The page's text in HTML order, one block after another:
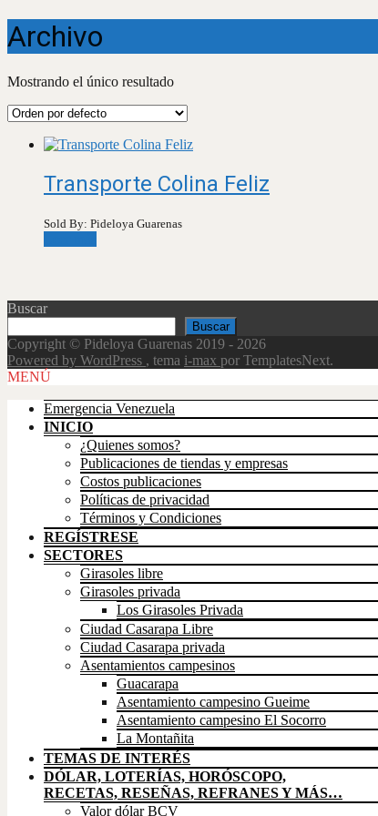
Archivo
Mostrando el único resultado
Transporte Colina Feliz
Sold By: Pideloya Guarenas
Buscar
Buscar
Copyright © Pideloya Guarenas 2019 - 2026
Powered by WordPress , tema i-max por TemplatesNext.
Scroll
MENÚ
Emergencia Venezuela
INICIO
¿Quienes somos?
Publicaciones de tiendas y empresas
Costos publicaciones
Políticas de privacidad
Términos y Condiciones
REGÍSTRESE
SECTORES
Girasoles libre
Girasoles privada
Los Girasoles Privada
Ciudad Casarapa Libre
Ciudad Casarapa privada
Asentamientos campesinos
Guacarapa
Asentamiento campesino Gueime
Asentamiento campesino El Socorro
La Montañita
TEMAS DE INTERÉS
DÓLAR, LOTERÍAS, HORÓSCOPO,
RECETAS, RESEÑAS, REFRANES Y MÁS…
Valor dólar BCV